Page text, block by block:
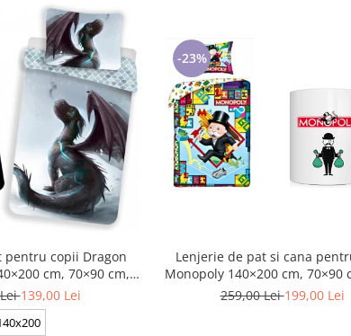
pentru copii Dragon
cm, 70×90 cm,
bumbac
139,00 Lei
-23%
Lenjerie de pat si cana
Monopoly 140×200 cm, 70×90 cm,100%
bumbac, HAX048736
259,00 Lei199,00 Lei